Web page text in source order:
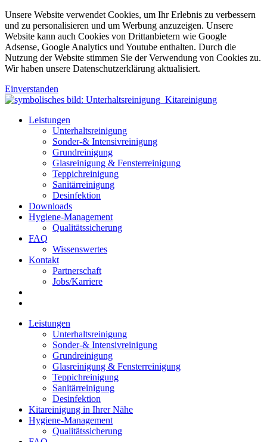
Unsere Website verwendet Cookies, um Ihr Erlebnis zu verbessern
und zu personalisieren und um Werbung anzuzeigen. Unsere
Website kann auch Cookies von Drittanbietern wie Google
Adsense, Google Analytics und Youtube enthalten. Durch die
Nutzung der Website stimmen Sie der Verwendung von Cookies zu.
Wir haben unsere Datenschutzerklärung aktualisiert.
Einverstanden
Leistungen
Unterhaltsreinigung
Sonder-& Intensivreinigung
Grundreinigung
Glasreinigung & Fensterreinigung
Teppichreinigung
Sanitärreinigung
Desinfektion
Downloads
Hygiene-Management
Qualitätssicherung
FAQ
Wissenswertes
Kontakt
Partnerschaft
Jobs/Karriere
Leistungen
Unterhaltsreinigung
Sonder-& Intensivreinigung
Grundreinigung
Glasreinigung & Fensterreinigung
Teppichreinigung
Sanitärreinigung
Desinfektion
Kitareinigung in Ihrer Nähe
Hygiene-Management
Qualitätssicherung